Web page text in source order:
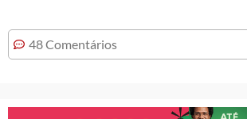
48 Comentários